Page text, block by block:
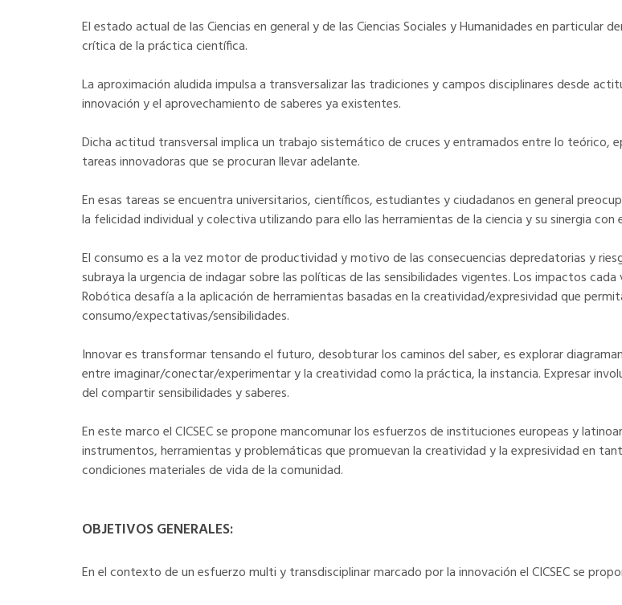
El estado actual de las Ciencias en general y de las Ciencias Sociales y Humanidades en
crítica de la práctica científica.
La aproximación aludida impulsa a transversalizar las tradiciones y campos disciplinares desde
innovación y el aprovechamiento de saberes ya existentes.
Dicha actitud transversal implica un trabajo sistemático de cruces y entramados entre lo
tareas innovadoras que se procuran llevar adelante.
En esas tareas se encuentra universitarios, científicos, estudiantes y ciudadanos en general
la felicidad individual y colectiva utilizando para ello las herramientas de la ciencia y su sinergia
El consumo es a la vez motor de productividad y motivo de las consecuencias depredatorias y
subraya la urgencia de indagar sobre las políticas de las sensibilidades vigentes. Los impactos
Robótica desafía a la aplicación de herramientas basadas en la creatividad/expresividad que
consumo/expectativas/sensibilidades.
Innovar es transformar tensando el futuro, desobturar los caminos del saber, es explorar
entre imaginar/conectar/experimentar y la creatividad como la práctica, la instancia. Expresar
del compartir sensibilidades y saberes.
En este marco el CICSEC se propone mancomunar los esfuerzos de instituciones europeas y
instrumentos, herramientas y problemáticas que promuevan la creatividad y la expresividad en
condiciones materiales de vida de la comunidad.
OBJETIVOS GENERALES:
En el contexto de un esfuerzo multi y transdisciplinar marcado por la innovación el CICSEC se